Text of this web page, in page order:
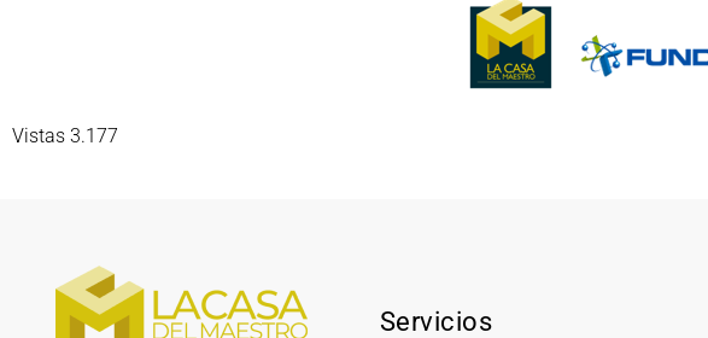
Vistas 3.177
Servicios